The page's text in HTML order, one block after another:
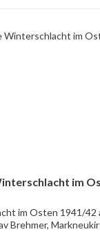
im
im Osten 1941/42
Brehmer,